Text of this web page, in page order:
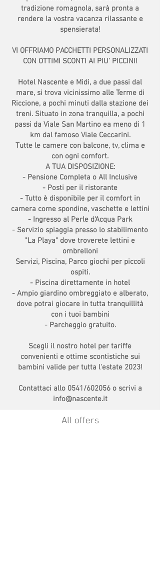
tradizione romagnola, sarà pronta a
rendere la vostra vacanza rilassante e
spensierata!
VI OFFRIAMO PACCHETTI PERSONALIZZATI
CON OTTIMI SCONTI AI PIU' PICCINI!
Hotel Nascente e Midi, a due passi dal
mare, si trova vicinissimo alle Terme di
Riccione, a pochi minuti dalla stazione dei
treni. Situato in zona tranquilla, a pochi
passi da Viale San Martino ea meno di 1
km dal famoso Viale Ceccarini.
Tutte le camere con balcone, tv, clima e
con ogni comfort.
A TUA DISPOSIZIONE:
- Pensione Completa o All Inclusive
- Posti per il ristorante
- Tutto è disponibile per il comfort in
camera come spondine, vaschette e lettini
- Ingresso al Perle d'Acqua Park
- Servizio spiaggia presso lo stabilimento
"La Playa" dove troverete lettini e
ombrelloni
Servizi, Piscina, Parco giochi per piccoli
ospiti.
- Piscina direttamente in hotel
- Ampio giardino ombreggiato e alberato,
dove potrai giocare in tutta tranquillità
con i tuoi bambini
- Parcheggio gratuito.
Scegli il nostro hotel per tariffe
convenienti e ottime scontistiche sui
bambini valide per tutta l'estate 2023!
Contattaci allo 0541/602056 o scrivi a
info@nascente.it
All offers